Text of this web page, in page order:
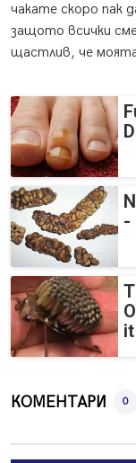
чакате скоро пак
защото всички
щастлив, че
-
it
КОМЕНТАРИ 0